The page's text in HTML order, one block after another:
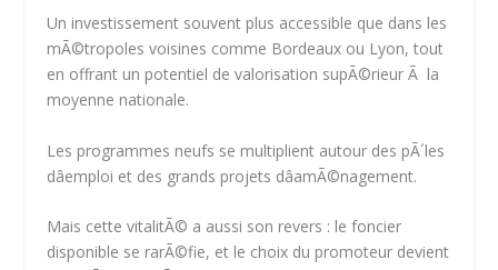
Un investissement souvent plus accessible que dans les
mÃ©tropoles voisines comme Bordeaux ou Lyon, tout
en offrant un potentiel de valorisation supÃ©rieur Ã la
moyenne nationale.
Les programmes neufs se multiplient autour des pÃ´les
dâemploi et des grands projets dâamÃ©nagement.
Mais cette vitalitÃ© a aussi son revers : le foncier
disponible se rarÃ©fie, et le choix du promoteur devient